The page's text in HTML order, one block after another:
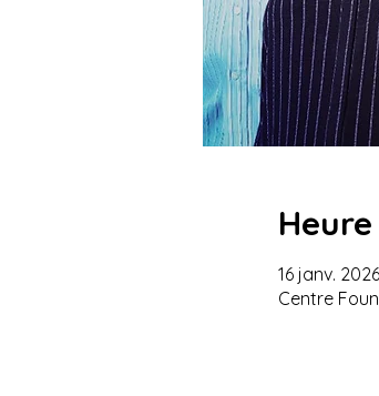
16 janv.
Centre